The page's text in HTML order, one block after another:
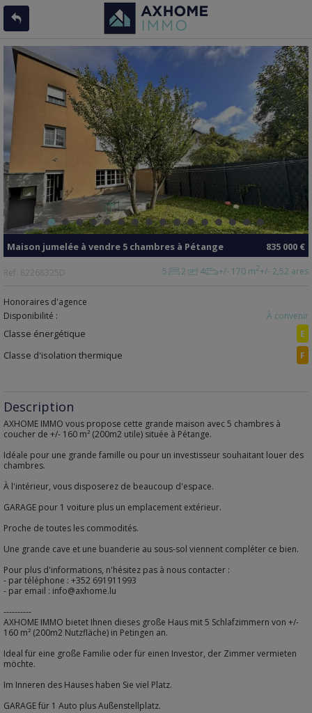
835 000 €
Maison jumelée à vendre 5 chambres à Pétange
Ref. 82268325D 5 2 4 +/- 170 m2+/- 2,52 ares
Honoraires d'agence
Disponibilité :
À convenir
Classe énergétique
E
Classe d'isolation thermique
F
Description
AXHOME IMMO vous propose cette grande maison avec 5 chambres à
coucher de +/- 160 m² (200m2 utile) située à Pétange.
Idéale pour une grande famille ou pour un investisseur souhaitant louer des
chambres.
À l'intérieur, vous disposerez de beaucoup d'espace.
GARAGE pour 1 voiture plus un emplacement extérieur.
Proche de toutes les commodités.
Une grande cave et une buanderie au sous-sol viennent compléter ce bien.
Pour plus d'informations, n'hésitez pas à nous contacter :
- par téléphone : +352 691911993
- par email : info@axhome.lu
----------
AXHOME IMMO bietet Ihnen dieses große Haus mit 5 Schlafzimmern von +/-
160 m² (200m2 Nutzfläche) in Petingen an.
Ideal für eine große Familie oder für einen Investor, der Zimmer vermieten
möchte.
Im Inneren des Hauses haben Sie viel Platz.
GARAGE für 1 Auto plus Außenstellplatz.